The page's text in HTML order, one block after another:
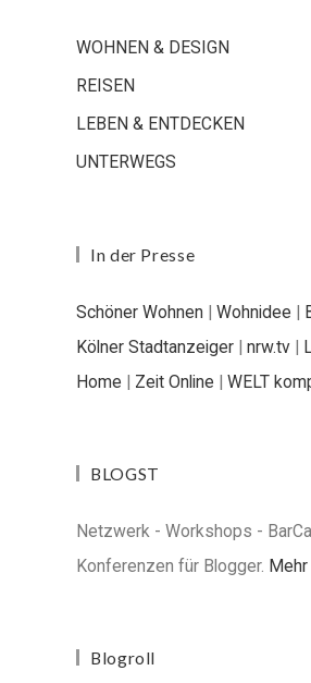
WOHNEN & DESIGN
REISEN
LEBEN & ENTDECKEN
UNTERWEGS
In der Presse
Schöner Wohnen | Wohnidee |
Kölner Stadtanzeiger | nrw.tv |
Home | Zeit Online | WELT
BLOGST
Netzwerk - Workshops -
Konferenzen für Blogger. Mehr
Blogroll